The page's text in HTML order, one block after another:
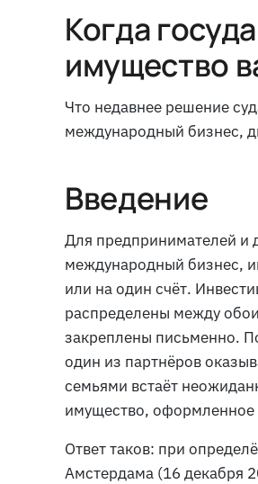
Когда
имущество
Что недавнее решение
международный бизнес,
Введение
Для предпринимателей и
международный бизнес,
или на один счёт.
распределены между
закреплены письменно.
один из партнёров
семьями встаёт
имущество, оформленное
Ответ таков: при
Амстердама (16 декабря